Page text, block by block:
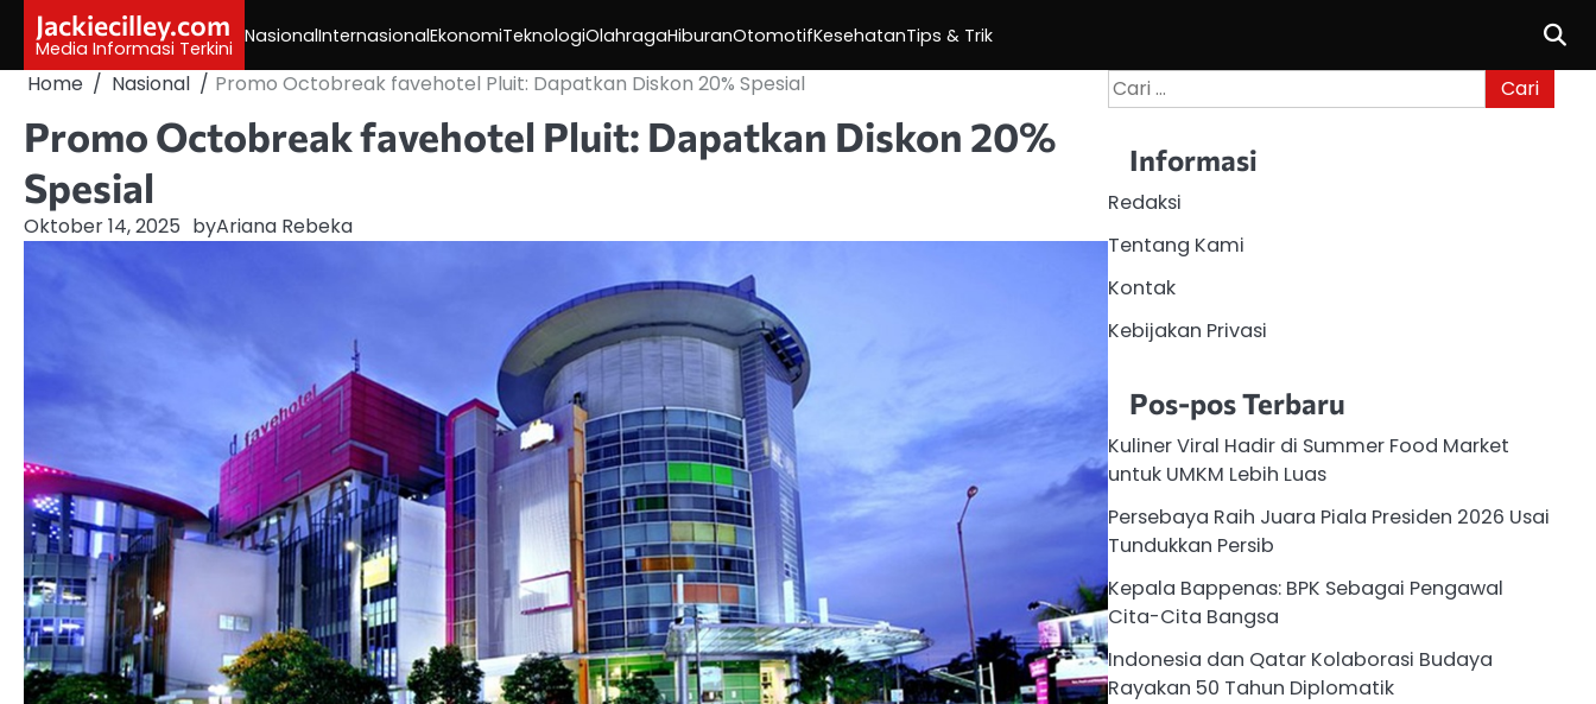
content
Jackiecilley.com
Media Informasi Terkini
NasionalInternasionalEkonomiTeknologiOlahragaHiburanOtomotifKesehatanTips & Trik
Home Nasional Promo Octobreak favehotel Pluit: Dapatkan Diskon 20% Spesial
Promo Octobreak favehotel Pluit: Dapatkan Diskon 20%
Spesial
Oktober 14, 2025 byAriana Rebeka
Cari
untuk:
Informasi
Redaksi
Tentang Kami
Kontak
Kebijakan Privasi
Pos-pos Terbaru
Kuliner Viral Hadir di Summer Food Market
untuk UMKM Lebih Luas
Persebaya Raih Juara Piala Presiden 2026 Usai
Tundukkan Persib
Kepala Bappenas: BPK Sebagai Pengawal
Cita-Cita Bangsa
Indonesia dan Qatar Kolaborasi Budaya
Rayakan 50 Tahun Diplomatik